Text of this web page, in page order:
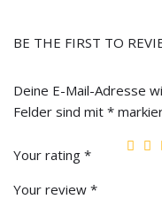
BE THE FIRST TO
Deine E-Mail-Adresse
Felder sind mit *
Your rating *
Your review *